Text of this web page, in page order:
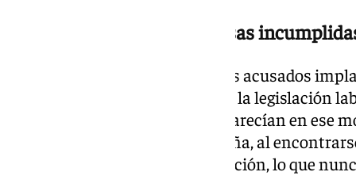
Malas condiciones y promesas
Además, señala la sentencia, los acusados
«draconianas, contrarias a toda la legislación
personas, «aprovechando que carecían en ese
les permitiera trabajar en España, al
promesa de regularizar su situación, lo que